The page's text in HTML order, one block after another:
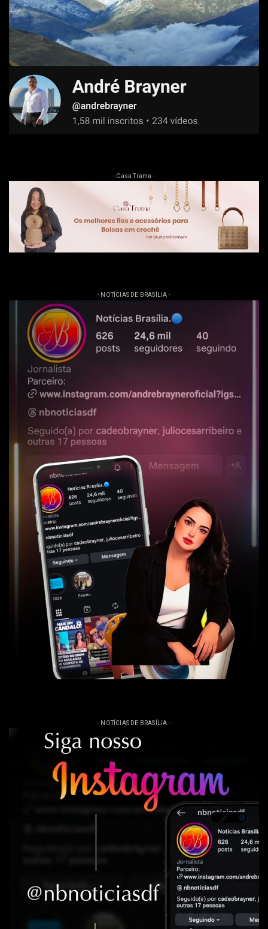
- Casa Trama -
- NOTÍCIAS DE BRASÍLIA -
- NOTÍCIAS DE BRASÍLIA -